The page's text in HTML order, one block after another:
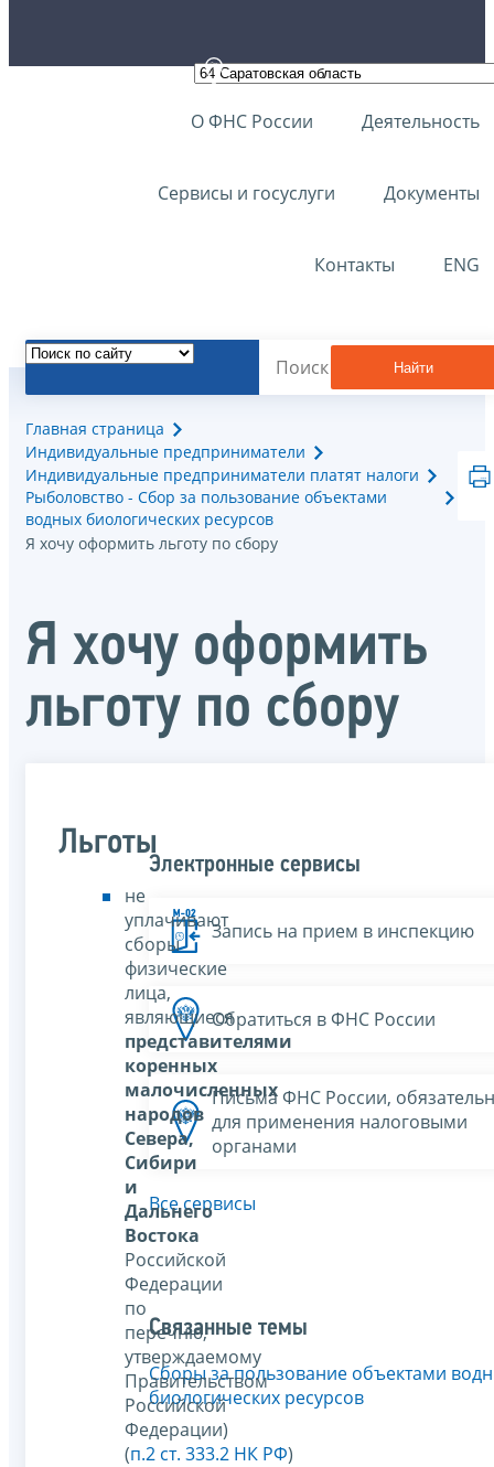
О ФНС России Деятельность
Сервисы и госуслуги Документы
Контакты ENG
Найти
Главная страница
Индивидуальные предприниматели
Индивидуальные предприниматели платят налоги
Рыболовство - Сбор за пользование объектами
водных биологических ресурсов
Я хочу оформить льготу по сбору
Я хочу оформить
льготу по сбору
Льготы
не
уплачивают
сборы
физические
лица,
являющиеся
представителями
коренных
малочисленных
народов
Севера,
Сибири
и
Дальнего
Востока
Российской
Федерации
по
перечню,
утверждаемому
Правительством
Российской
Федерации)
(п.2 ст. 333.2 НК РФ)
Электронные сервисы
Запись на прием в инспекцию
Обратиться в ФНС России
Письма ФНС России,
для применения налоговыми
органами
Все сервисы
Связанные темы
Сборы за пользование объектами
биологических ресурсов